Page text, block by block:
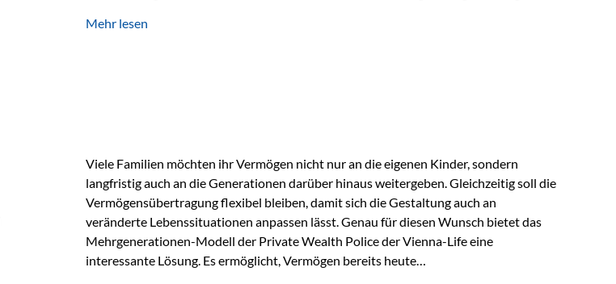
Abwicklung für Vertriebspartner deutlich effizienter gestaltet. Anträge werden direkt
Mehr lesen
Viele Familien möchten ihr Vermögen nicht nur an die eigenen Kinder, sondern
langfristig auch an die Generationen darüber hinaus weitergeben. Gleichzeitig soll die
Vermögensübertragung flexibel bleiben, damit sich die Gestaltung auch an
veränderte Lebenssituationen anpassen lässt. Genau für diesen Wunsch bietet das
Mehrgenerationen-Modell der Private Wealth Police der Vienna-Life eine
interessante Lösung. Es ermöglicht, Vermögen bereits heute